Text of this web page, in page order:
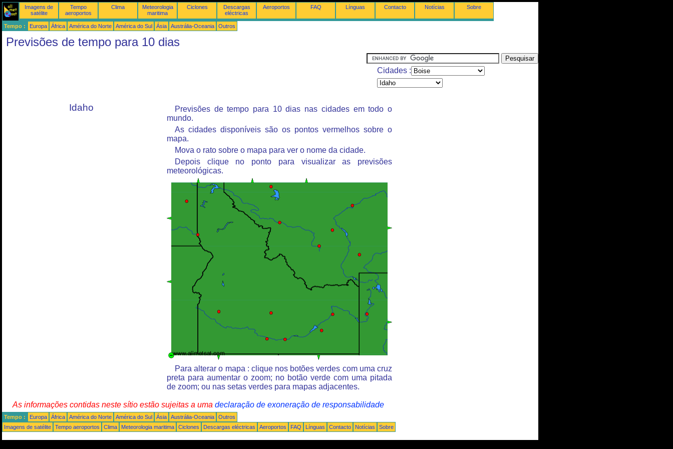
Imagens de
satélite
Tempo
aeroportos
Clima
Meteorologia
maritima
Ciclones
Descargas
eléctricas
Aeroportos FAQ Línguas Contacto Notícias Sobre
Tempo : Europa África América do Norte América do Sul Ásia Austrália-Oceania Outros
Previsões de tempo para 10 dias
Cidades :
Idaho
Previsões de tempo para 10 dias nas cidades em todo o
mundo.
As cidades disponíveis são os pontos vermelhos sobre o
mapa.
Mova o rato sobre o mapa para ver o nome da cidade.
Depois clique no ponto para visualizar as previsões
meteorológicas.
Para alterar o mapa : clique nos botões verdes com uma cruz
preta para aumentar o zoom; no botão verde com uma pitada
de zoom; ou nas setas verdes para mapas adjacentes.
As informações contidas neste sítio estão sujeitas a uma declaração de exoneração de responsabilidade
Tempo : Europa África América do Norte América do Sul Ásia Austrália-Oceania
Outros
Imagens de satélite
Tempo aeroportos Clima Meteorologia maritima Ciclones Descargas eléctricas Aeroportos FAQ Línguas Contacto Notícias Sobre